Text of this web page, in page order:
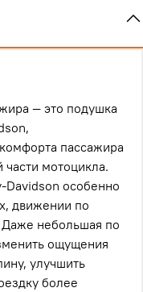
— это подушка
пассажира
мотоцикла.
Davidson особенно
движении по
Даже небольшая по
ощущения
улучшить
более